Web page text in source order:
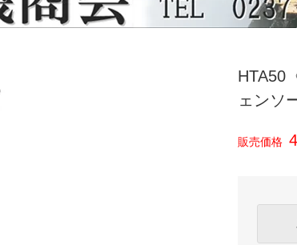
HTA50
ェンソ
販売価格